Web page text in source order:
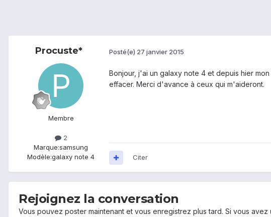
Procuste*
Membre
2
Marque:samsung
Modèle:galaxy note 4
Posté(e) 27 janvier 2015
Bonjour, j'ai un galaxy note 4 et depuis hier
effacer. Merci d'avance à ceux qui m'aideront.
Citer
Rejoignez la conversation
Vous pouvez poster maintenant et vous enregistrez plus tard. Si vous avez